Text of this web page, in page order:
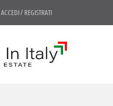
ACCEDI/ REGISTRATI